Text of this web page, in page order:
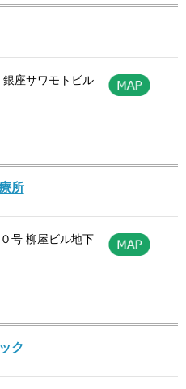
座サワモトビル
所
号 柳屋ビル地下
ク